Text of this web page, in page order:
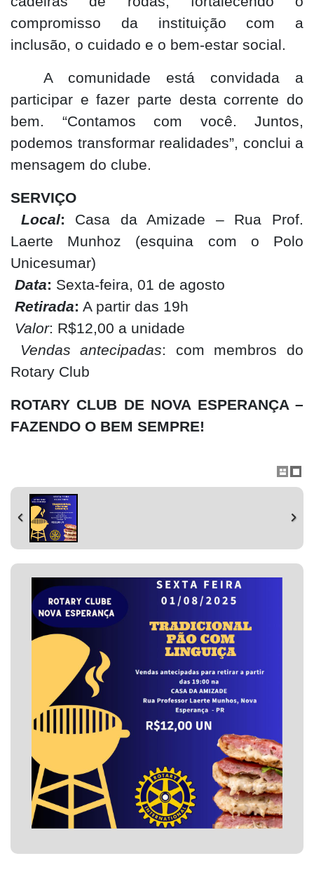
compromisso da instituição com a
inclusão, o cuidado e o bem-estar social.
A comunidade está convidada a
participar e fazer parte desta corrente do
bem. “Contamos com você. Juntos,
podemos transformar realidades”, conclui a
mensagem do clube.
SERVIÇO
Local: Casa da Amizade – Rua Prof.
Laerte Munhoz (esquina com o Polo
Unicesumar)
Data: Sexta-feira, 01 de agosto
Retirada: A partir das 19h
Valor: R$12,00 a unidade
Vendas antecipadas: com membros do
Rotary Club
ROTARY CLUB DE NOVA ESPERANÇA –
FAZENDO O BEM SEMPRE!